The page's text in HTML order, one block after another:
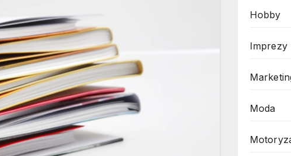
Hobby
Imprezy
Moda